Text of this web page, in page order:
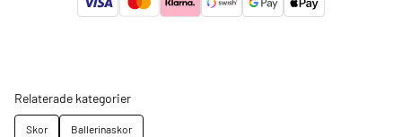
Relaterade kategorier
Skor Ballerinaskor